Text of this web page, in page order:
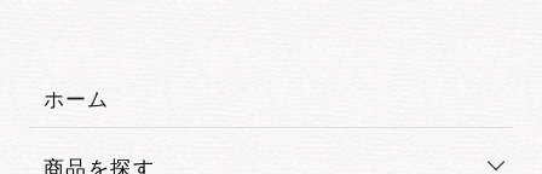
ホーム
商品を探す